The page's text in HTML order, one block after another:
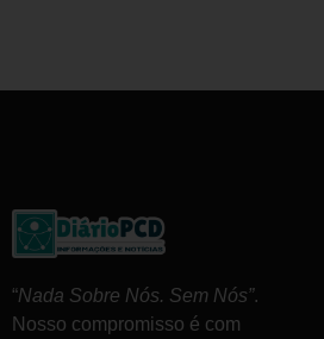
“Nada Sobre Nós. Sem Nós”.
Nosso compromisso é com